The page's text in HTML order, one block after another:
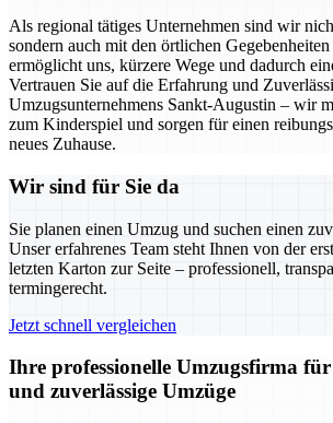
Als regional tätiges Unternehmen sind wir
sondern auch mit den örtlichen
ermöglicht uns, kürzere Wege und dadurch
Vertrauen Sie auf die Erfahrung und
Umzugsunternehmens Sankt-Augustin – wir
zum Kinderspiel und sorgen für einen
neues Zuhause.
Wir sind für Sie da
Sie planen einen Umzug und suchen einen
Unser erfahrenes Team steht Ihnen von der
letzten Karton zur Seite – professionell,
termingerecht.
Jetzt schnell vergleichen
Ihre professionelle Umzugsfirma
und zuverlässige Umzüge